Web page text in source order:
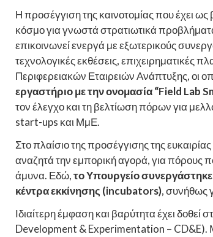
Η προσέγγιση της καινοτομίας που έχει
κόσμο για γνωστά στρατιωτικά
επικοινωνεί ενεργά με εξωτερικούς
τεχνολογικές εκθέσεις, επιχειρηματικές
Περιφερειακών Εταιρειών Ανάπτυξης, οι
εργαστήριο με την ονομασία “Field Lab
τον έλεγχο και τη βελτίωση πόρων για
start-ups και ΜμΕ.
Στο πλαίσιο της προσέγγισης της
αναζητά την εμπορική αγορά, για πόρους
άμυνα. Εδώ,το Υπουργείο συνεργάστηκε
κέντρα εκκίνησης (incubators), συνήθως
Ιδιαίτερη έμφαση και βαρύτητα έχει δοθεί
Development & Experimentation – CD&E).